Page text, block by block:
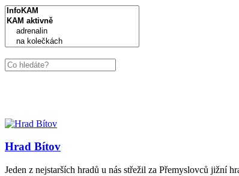
Hrad Bítov
Jeden z nejstarších hradů u nás střežil za Přemyslovců jižní